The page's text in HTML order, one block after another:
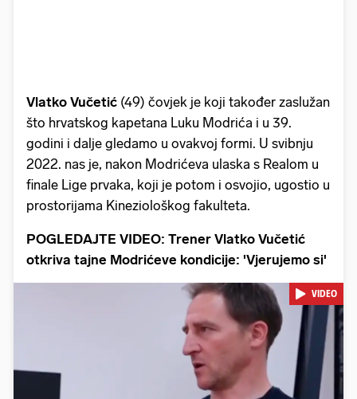
Vlatko Vučetić (49) čovjek je koji također zaslužan
što hrvatskog kapetana Luku Modrića i u 39.
godini i dalje gledamo u ovakvoj formi. U svibnju
2022. nas je, nakon Modrićeva ulaska s Realom u
finale Lige prvaka, koji je potom i osvojio, ugostio u
prostorijama Kineziološkog fakulteta.
POGLEDAJTE VIDEO: Trener Vlatko Vučetić
otkriva tajne Modrićeve kondicije: 'Vjerujemo si'
Pokretanje videa...
VIDEO